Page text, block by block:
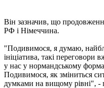
Він зазначив, що
РФ і Німеччина.
"Подивимося, я думаю,
ініціатива, такі переговори
у нас у нормандському
Подивимося, як зміниться
думками на вищому рівні", -